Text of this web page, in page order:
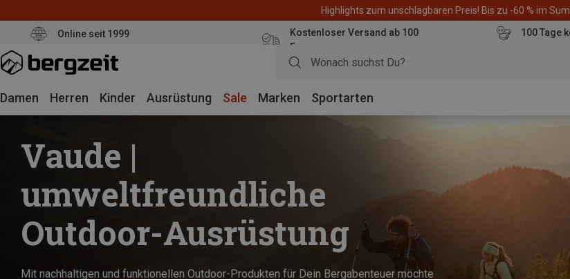
Highlights zum unschlagbaren Preis! Bis zu -60 % im
Online seit 1999
Kostenloser Versand ab 100
Euro
100 Tage
Damen Herren Kinder Ausrüstung Sale Marken Sportarten
Vaude |
umweltfreundliche
Outdoor-Ausrüstung
Mit nachhaltigen und funktionellen Outdoor-Produkten für Dein Bergabenteuer möchte